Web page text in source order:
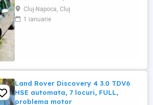
anvelope pentru toate anotimpurile, roata
de rezerva normala, ambreiaj nou .
Cluj-Napoca, Cluj
1 ianuarie
Land Rover Discovery 4 3.0 TDV6
HSE automata, 7 locuri, FULL,
problema motor